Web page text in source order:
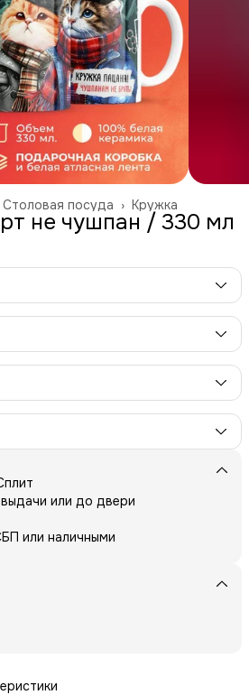
Кружка
Столовая посуда ›
не чушпан / 330 мл
или до двери
или наличными